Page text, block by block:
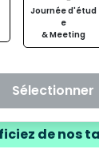
Journée d'étud
e
& Meeting
Sélectionner
de nos